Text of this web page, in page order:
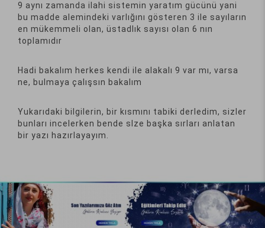
9 aynı zamanda ilahi sistemin yaratım gücünü yani
bu madde alemindeki varlığını gösteren 3 ile sayıların
en mükemmeli olan, üstadlık sayısı olan 6 nın
toplamıdır
Hadi bakalım herkes kendi ile alakalı 9 var mı, varsa
ne, bulmaya çalışsın bakalım
Yukarıdaki bilgilerin, bir kısmını tabiki derledim, sizler
bunları incelerken bende slze başka sırları anlatan
bir yazı hazırlayayım.